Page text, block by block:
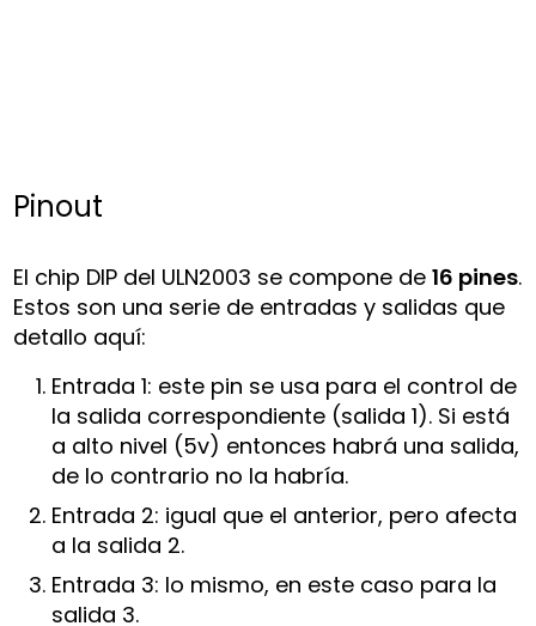
Pinout
El chip DIP del ULN2003 se compone de16 pines.
Estos son una serie de entradas y salidas que
detallo aquí:
Entrada 1: este pin se usa para el control de
la salida correspondiente (salida 1). Si está
a alto nivel (5v) entonces habrá una salida,
de lo contrario no la habría.
Entrada 2: igual que el anterior, pero afecta
a la salida 2.
Entrada 3: lo mismo, en este caso para la
salida 3.